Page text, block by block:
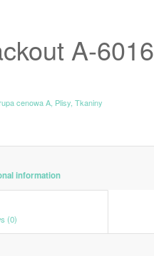
A-6016
cenowa A Plisy ,Tkaniny